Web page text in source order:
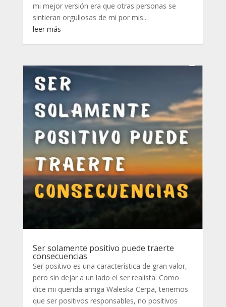
mi mejor versión era que otras personas se
sintieran orgullosas de mi por mis...
leer más
Ser solamente positivo puede traerte
consecuencias
Ser positivo es una característica de gran valor,
pero sin dejar a un lado el ser realista. Como
dice mi querida amiga Waleska Cerpa, tenemos
que ser positivos responsables, no positivos